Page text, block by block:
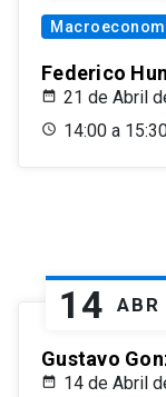
Federico
21 de Abril
14:00 a
14 ABR
Gustavo
14 de Abril